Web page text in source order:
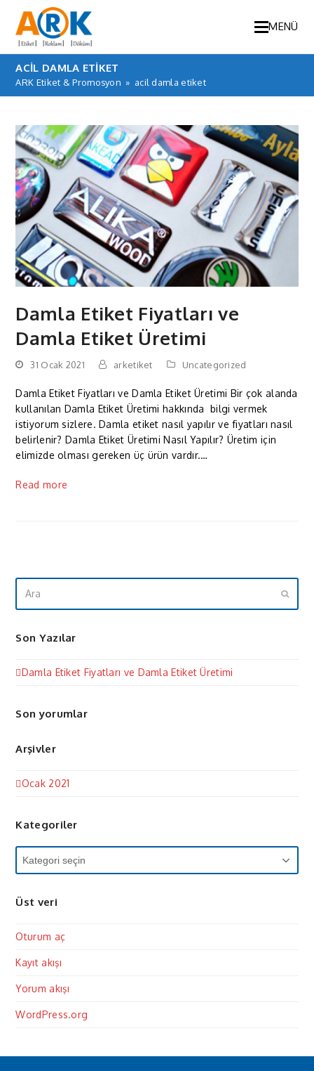
MENÜ
ACIL DAMLA ETIKET
ARK Etiket & Promosyon » acil damla etiket
Damla Etiket Fiyatları ve
Damla Etiket Üretimi
31 Ocak 2021 arketiket Uncategorized
Damla Etiket Fiyatları ve Damla Etiket Üretimi Bir çok alanda
kullanılan Damla Etiket Üretimi hakkında bilgi vermek
istiyorum sizlere. Damla etiket nasıl yapılır ve fiyatları nasıl
belirlenir? Damla Etiket Üretimi Nasıl Yapılır? Üretim için
elimizde olması gereken üç ürün vardır.…
Read more
Submit
Son Yazılar
Damla Etiket Fiyatları ve Damla Etiket Üretimi
Son yorumlar
Arşivler
Ocak 2021
Kategoriler
Kategoriler
Üst veri
Oturum aç
Kayıt akışı
Yorum akışı
WordPress.org